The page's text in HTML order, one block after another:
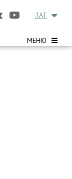
МЕНЮ
TAT